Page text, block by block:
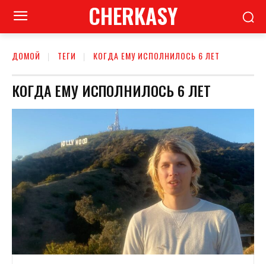
CHERKASY
ДОМОЙ ТЕГИ КОГДА ЕМУ ИСПОЛНИЛОСЬ 6 ЛЕТ
КОГДА ЕМУ ИСПОЛНИЛОСЬ 6 ЛЕТ